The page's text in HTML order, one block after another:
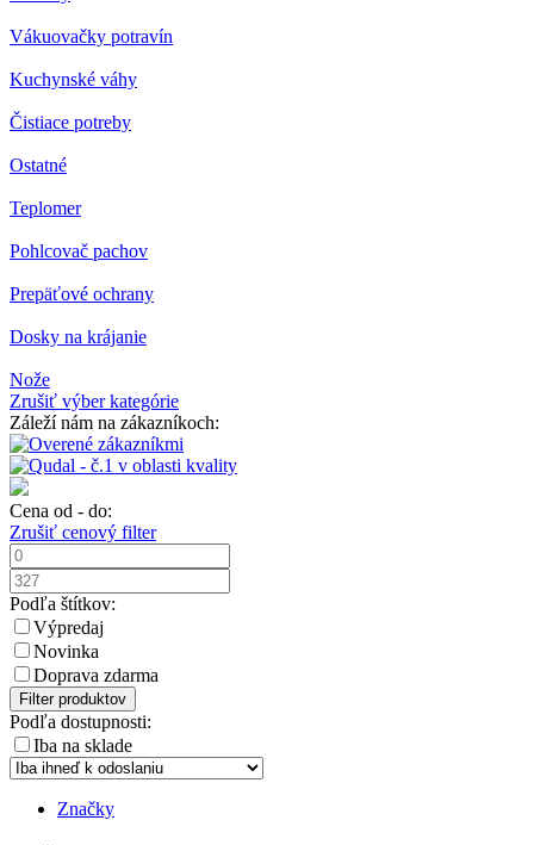
Vákuovačky potravín
Kuchynské váhy
Čistiace potreby
Ostatné
Teplomer
Pohlcovač pachov
Prepäťové ochrany
Dosky na krájanie
Nože
Zrušiť výber kategórie
Záleží nám na zákazníkoch:
Cena od - do:
Zrušiť cenový filter
Podľa štítkov:
Výpredaj
Novinka
Doprava zdarma
Filter produktov
Podľa dostupnosti:
Iba na sklade
Značky